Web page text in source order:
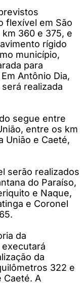
flexível em São
360 e 375, e
rígido
município,
para
Antônio Dia,
realizada
segue entre
entre os km
União e Caeté,
serão realizados
do Paraíso,
e Naque,
e Coronel
da
da
322 e
Caeté. A